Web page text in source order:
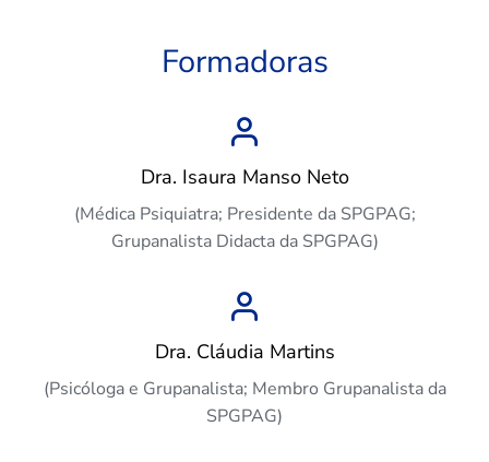
Formadoras
Dra. Isaura Manso Neto
(Médica Psiquiatra; Presidente da SPGPAG;
Grupanalista Didacta da SPGPAG)
Dra. Cláudia Martins
(Psicóloga e Grupanalista; Membro Grupanalista da
SPGPAG)